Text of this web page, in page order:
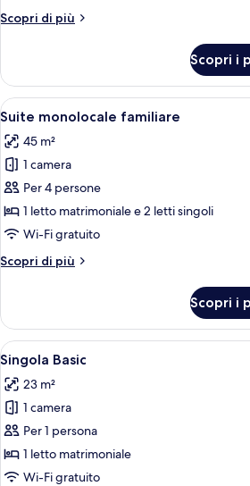
Scopri di più
Altri
Basic
Scopri i
Apri
tutte
le
foto
per
Suite
monolocale
Una
4
Suite monolocale familiare
45 m²
1 camera
Per 4 persone
1 letto matrimoniale e 2 letti singoli
Wi-Fi gratuito
Scopri di più
Altri
monolocale
familiare
Scopri i
Apri
tutte
le
foto
per
Singola
Basic
Un
4
Singola Basic
23 m²
1 camera
Per 1 persona
1 letto matrimoniale
Wi-Fi gratuito